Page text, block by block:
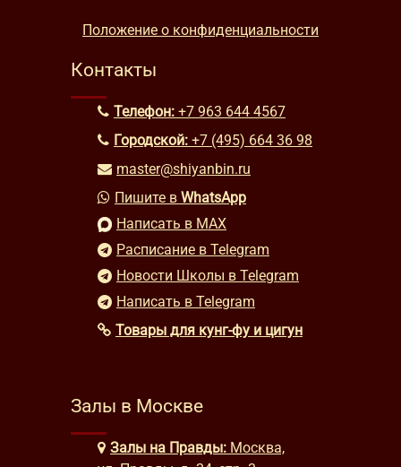
Положение о конфиденциальности
Контакты
Телефон: +7 963 644 4567
Городской: +7 (495) 664 36 98
master@shiyanbin.ru
Пишите в WhatsApp
Написать в MAX
Расписание в Telegram
Новости Школы в Telegram
Написать в Telegram
Товары для кунг-фу и цигун
Залы в Москве
Залы на Правды: Москва,